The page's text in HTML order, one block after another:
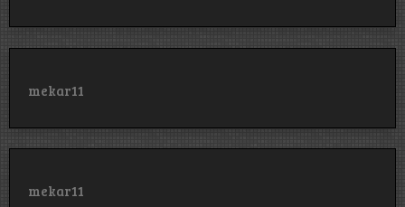
mekar11
mekar11